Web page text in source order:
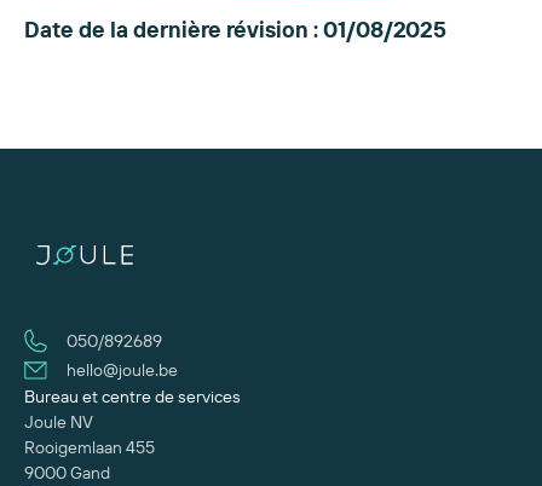
Date de la dernière révision : 01/08/2025
050/892689
hello@joule.be
Bureau et centre de services
Joule NV
Rooigemlaan 455
9000 Gand